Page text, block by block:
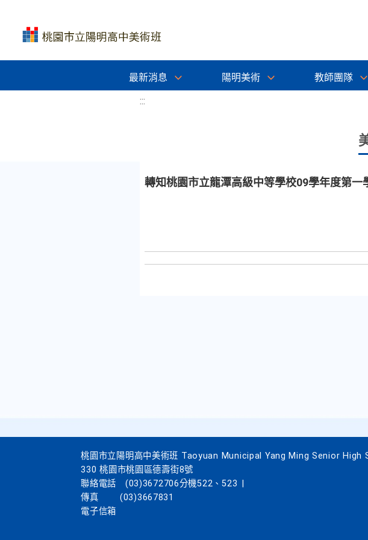
最新消息 陽明美術 教師團隊
:::
轉知桃園市立龍潭高級中等學校09學年度第
桃園市立陽明高中美術班 Taoyuan Municipal Yang Ming Senior High
330 桃園市桃園區德壽街8號
聯絡電話
(03)3672706分機522、523
傳真
(03)3667831
電子信箱